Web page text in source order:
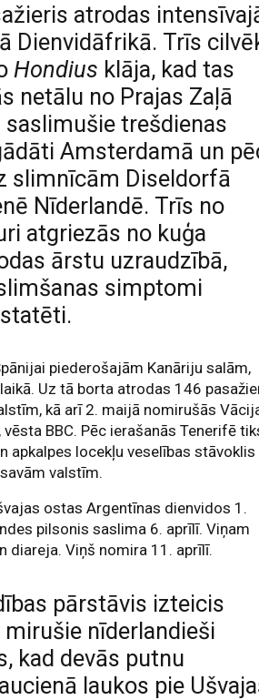
atrodas
Dienvidāfrikā. Trīs
Hondius klāja, kad tas
netālu no Prajas Zaļā
saslimušie trešdienas
Amsterdamā un
slimnīcām Diseldorfā
Nīderlandē. Trīs no
atgriezās no kuģa
ārstu uzraudzībā,
simptomi
piederošajām Kanāriju salām,
Uz tā borta atrodas 146
kā arī 2. maijā nomirušās
BBC. Pēc ierašanās Tenerifē
apkalpes locekļu veselības stāvoklis
valstīm.
ostas Argentīnas dienvidos 1.
pilsonis saslima 6. aprīlī. Viņam
diareja. Viņš nomira 11. aprīlī.
pārstāvis izteicis
nīderlandieši
kad devās putnu
laukos pie